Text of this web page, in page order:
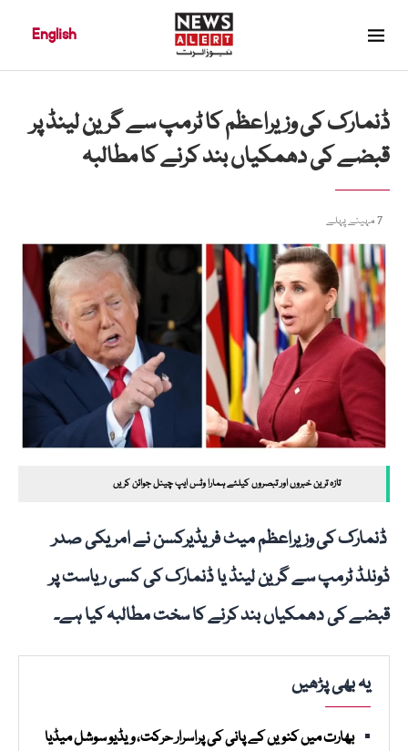
English
ڈنمارک کی وزیراعظم کا ٹرمپ سے گرین لینڈ پر
قبضے کی دھمکیاں بند کرنے کا مطالبہ
7 مہینے پہلے
تازہ ترین خبروں اور تبصروں کیلئے ہمارا وٹس ایپ چینل جوائن کریں
ڈنمارک کی وزیراعظم میٹ فریڈیرکسن نے امریکی صدر
ڈونلڈ ٹرمپ سے گرین لینڈ یا ڈنمارک کی کسی ریاست پر
قبضے کی دھمکیاں بند کرنے کا سخت مطالبہ کیا ہے۔
یہ بھی پڑھیں
بھارت میں کنویں کے پانی کی پراسرار حرکت، ویڈیو سوشل میڈیا